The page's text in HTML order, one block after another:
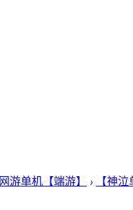
网游单机【端游】 ›
【神